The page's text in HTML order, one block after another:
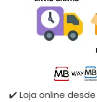
✔️ Loja online